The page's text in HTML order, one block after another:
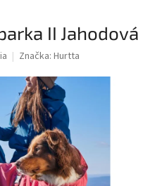
II Jahodová
Značka: Hurtta